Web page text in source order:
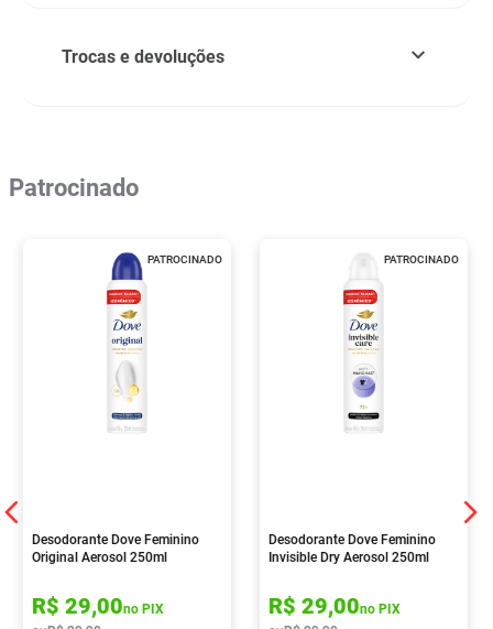
Trocas e devoluções
Patrocinado
PATROCINADO
Desodorante Dove Feminino
Original Aerosol 250ml
R$ 29,00no PIX
PATROCINADO
Desodorante Dove Feminino
Invisible Dry Aerosol 250ml
R$ 29,00no PIX